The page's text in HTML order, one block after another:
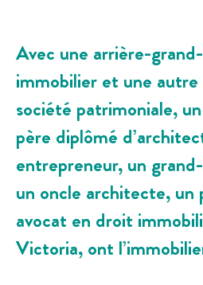
Avec une arrière-
immobilier et une
société patrimoniale,
père diplômé
entrepreneur, un
un oncle architecte, un
avocat en droit
Victoria, ont